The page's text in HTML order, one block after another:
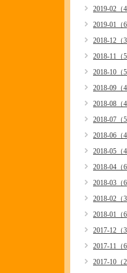
2019-02（4
2019-01（6
2018-12（3
2018-11（5
2018-10（5
2018-09（4
2018-08（4
2018-07（5
2018-06（4
2018-05（4
2018-04（6
2018-03（6
2018-02（3
2018-01（6
2017-12（3
2017-11（6
2017-10（2